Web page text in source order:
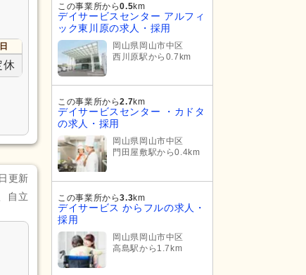
日
休
更新
自立
この事業所から0.5km
デイサービスセンター アルフィ
ック東川原の求人・採用
岡山県岡山市中区
西川原駅から0.7km
この事業所から2.7km
デイサービスセンター ・カドタ
の求人・採用
岡山県岡山市中区
門田屋敷駅から0.4km
この事業所から3.3km
デイサービス からフルの求人・
採用
岡山県岡山市中区
高島駅から1.7km